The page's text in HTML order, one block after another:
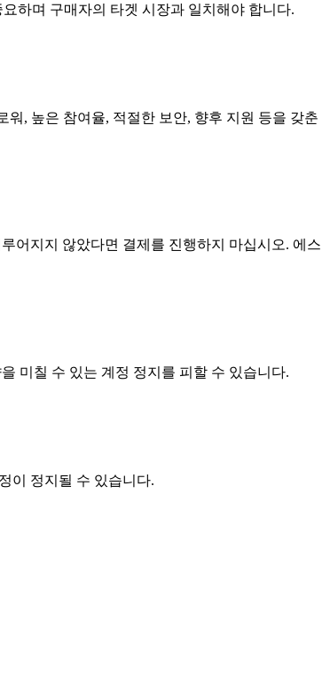
하며 구매자의 타겟 시장과 일치해야 합니다.
, 높은 참여율, 적절한 보안, 향후 지원 등을 갖춘
어지지 않았다면 결제를 진행하지 마십시오. 에스
미칠 수 있는 계정 정지를 피할 수 있습니다.
이 정지될 수 있습니다.